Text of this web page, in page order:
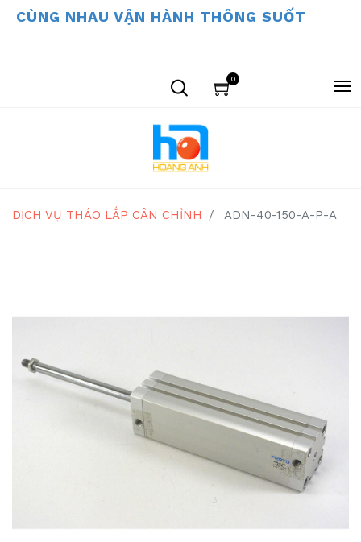
CÙNG NHAU VẬN HÀNH THÔNG SUỐT
0
DỊCH VỤ THÁO LẮP CÂN CHỈNH ADN-40-150-A-P-A